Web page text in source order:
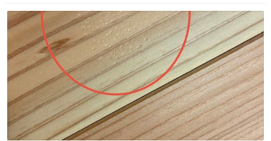
す。ちいかわ初心者向けです🖊
ト
数
数